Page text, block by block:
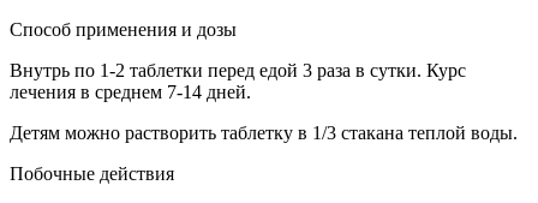
Способ применения и дозы
Внутрь по 1-2 таблетки перед едой 3 раза в сутки. Курс
лечения в среднем 7-14 дней.
Детям можно растворить таблетку в 1/3 стакана теплой воды.
Побочные действия